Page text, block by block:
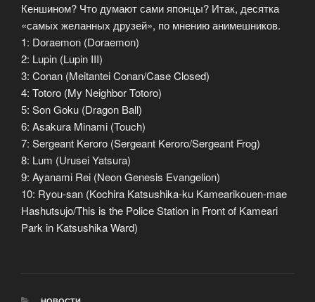
Кеншином? Что думают сами японцы? Итак, десятка
«самых желанных друзей», по мнению анимешников.
1: Doraemon (Doraemon)
2: Lupin (Lupin III)
3: Conan (Meitantei Conan/Case Closed)
4: Totoro (My Neighbor Totoro)
5: Son Goku (Dragon Ball)
6: Asakura Minami (Touch)
7: Sergeant Keroro (Sergeant Keroro/Sergeant Frog)
8: Lum (Urusei Yatsura)
9: Ayanami Rei (Neon Genesis Evangelion)
10: Ryou-san (Kochira Katsushika-ku Kamearikouen-mae
Hashutsujo/This is the Police Station in Front of Kameari
Park in Katsushika Ward)